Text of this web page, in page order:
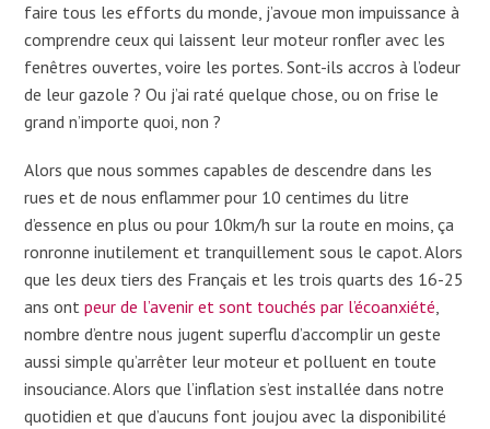
faire tous les efforts du monde, j’avoue mon impuissance à
comprendre ceux qui laissent leur moteur ronfler avec les
fenêtres ouvertes, voire les portes. Sont-ils accros à l’odeur
de leur gazole ? Ou j’ai raté quelque chose, ou on frise le
grand n’importe quoi, non ?
Alors que nous sommes capables de descendre dans les
rues et de nous enflammer pour 10 centimes du litre
d’essence en plus ou pour 10km/h sur la route en moins, ça
ronronne inutilement et tranquillement sous le capot. Alors
que les deux tiers des Français et les trois quarts des 16-25
ans ontpeur de l’avenir et sont touchés par l’écoanxiété,
nombre d’entre nous jugent superflu d’accomplir un geste
aussi simple qu’arrêter leur moteur et polluent en toute
insouciance. Alors que l’inflation s’est installée dans notre
quotidien et que d’aucuns font joujou avec la disponibilité